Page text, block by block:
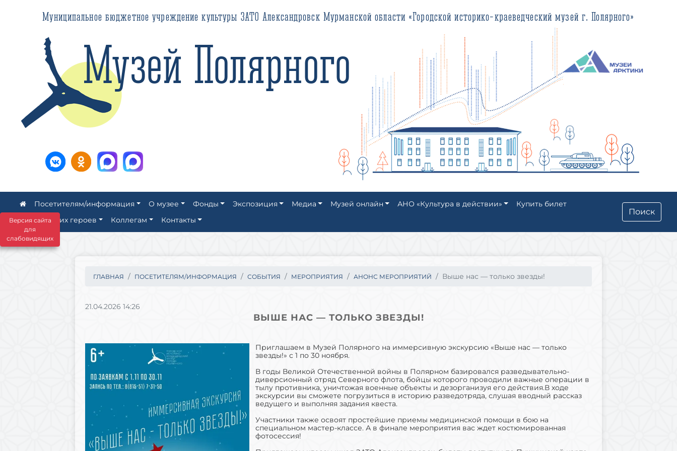
Версия сайта
для
слабовидящих
Муниципальное бюджетное учреждение культуры ЗАТО Александровск Мурманской области «Городской историко-краеведческий музей г. Полярного»
Музей Полярного
Посетителям/информация О музее Фонды Экспозиция Медиа Музей онлайн АНО «Культура в действии»
Купить билет
Аллея наших героев
Коллегам Контакты
Поиск
ГЛАВНАЯ ПОСЕТИТЕЛЯМ/ИНФОРМАЦИЯ СОБЫТИЯ МЕРОПРИЯТИЯ АНОНС МЕРОПРИЯТИЙ Выше нас — только звезды!
21.04.2026 14:26
ВЫШЕ НАС — ТОЛЬКО ЗВЕЗДЫ!
Приглашаем в Музей Полярного на иммерсивную экскурсию «Выше нас — только
звезды!» с 1 по 30 ноября.
В годы Великой Отечественной войны в Полярном базировался разведывательно-
диверсионный отряд Северного флота, бойцы которого проводили важные операции в
тылу противника, уничтожая военные объекты и дезорганизуя его действия.В ходе
экскурсии вы сможете погрузиться в историю разведотряда, слушая вводный рассказ
ведущего и выполняя задания квеста.
Участники также освоят простейшие приемы медицинской помощи в бою на
специальном мастер-классе. А в финале мероприятия вас ждет костюмированная
фотосессия!